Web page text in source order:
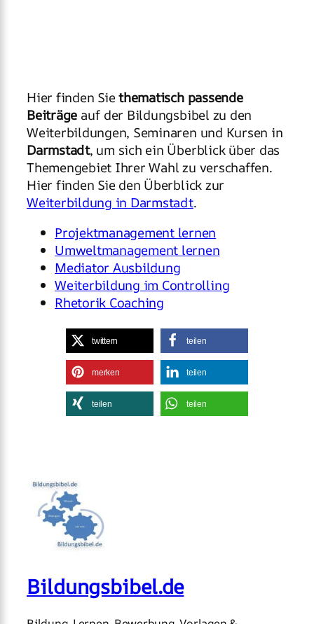
Hier finden Siethematisch passende
Beiträge auf der Bildungsbibel zu den
Weiterbildungen, Seminaren und Kursen in
Darmstadt, um sich ein Überblick über das
Themengebiet Ihrer Wahl zu verschaffen.
Hier finden Sie den Überblick zur
Weiterbildung in Darmstadt.
Projektmanagement lernen
Umweltmanagement lernen
Mediator Ausbildung
Weiterbildung im Controlling
Rhetorik Coaching
twittern teilen
merken teilen
teilen teilen
Bildungsbibel.de